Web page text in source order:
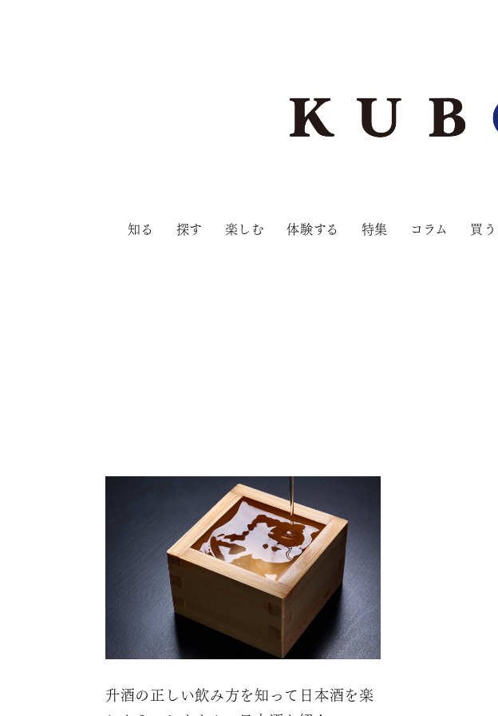
知る 探す 楽しむ 体験する 特集 コラム 買う
升酒の正しい飲み方を知って日本酒を楽